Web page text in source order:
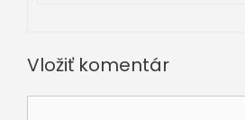
Vložiť komentár